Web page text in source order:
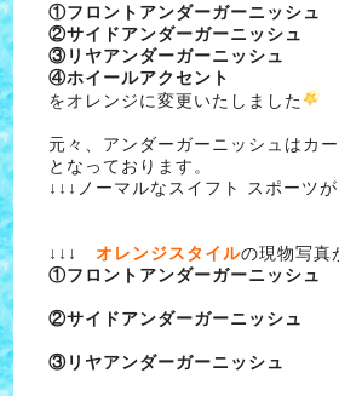
①フロントアンダーガーニッシュ
②サイドアンダーガーニッシュ
③リヤアンダーガーニッシュ
④ホイールアクセント
をオレンジに変更いたしました
元々、アンダーガーニッシュはカ
となっております。
↓↓↓ノーマルなスイフト スポーツ
↓↓↓ オレンジスタイルの現物写
①フロントアンダーガーニッシュ
②サイドアンダーガーニッシュ
③リヤアンダーガーニッシュ